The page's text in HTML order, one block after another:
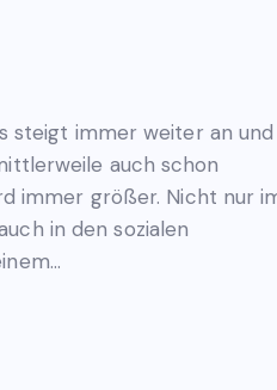
steigt immer weiter an und
auch schon
immer größer. Nicht nur
in den sozialen